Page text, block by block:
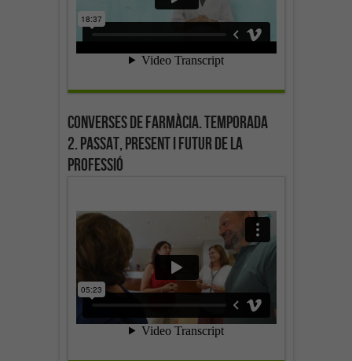
Converses de farmàcia. Temporada
2. Passat, present i futur de la
professió